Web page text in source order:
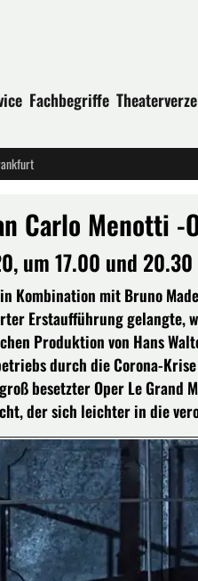
Fachbegriffe
Carlo Menotti
um 17.00 und
Kombination mit Bruno
Erstaufführung gelangte,
Produktion von Hans
durch die Corona-
besetzter Oper Le Grand
der sich leichter in die